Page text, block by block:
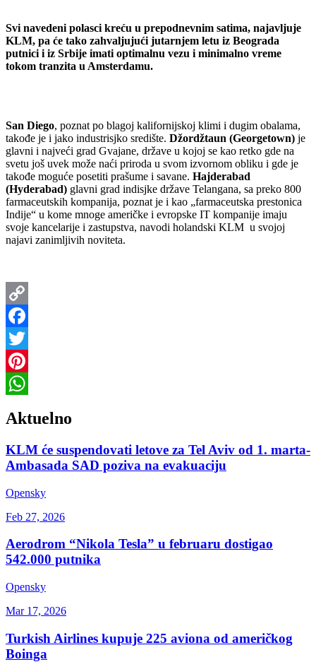
Svi navedeni polasci kreću u prepodnevnim satima, najavljuje
KLM, pa će tako zahvaljujući jutarnjem letu iz Beograda
putnici i iz Srbije imati optimalnu vezu i minimalno vreme
tokom tranzita u Amsterdamu.
San Diego, poznat po blagoj kalifornijskoj klimi i dugim obalama,
takođe je i jako industrisjko središte. Džordžtaun (Georgetown) je
glavni i najveći grad Gvajane, države u kojoj se kao retko gde na
svetu još uvek može naći priroda u svom izvornom obliku i gde je
takođe moguće posetiti prašume i savane. Hajderabad
(Hyderabad) glavni grad indisjke države Telangana, sa preko 800
farmaceutskih kompanija, poznat je i kao „farmaceutska prestonica
Indije“ u kome mnoge američke i evropske IT kompanije imaju
svoje kancelarije i zastupstva, navodi holandski KLM u svojoj
najavi zanimljivih noviteta.
Copy
Link
Facebook
Twitter
Pinterest
Aktuelno
KLM će suspendovati letove za Tel Aviv od 1. marta-
Ambasada SAD poziva na evakuaciju
Opensky
Feb 27, 2026
Aerodrom “Nikola Tesla” u februaru dostigao
542.000 putnika
Opensky
Mar 17, 2026
Turkish Airlines kupuje 225 aviona od američkog
Boinga